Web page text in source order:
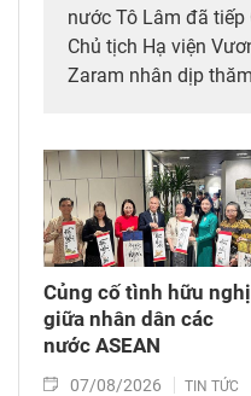
nước Tô Lâm đã tiếp
Chủ tịch Hạ viện
Zaram nhân dịp
(6/8/1976 – 6/8/
Củng cố tình hữu nghị
giữa nhân dân các
nước ASEAN
07/08/2026 TIN TỨC